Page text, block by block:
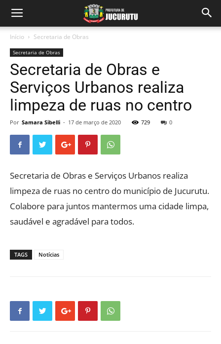
Início Secretaria de Obras
Secretaria de Obras
Secretaria de Obras e
Serviços Urbanos realiza
limpeza de ruas no centro
Por Samara Sibelli - 17 de março de 2020 729 0
Secretaria de Obras e Serviços Urbanos realiza
limpeza de ruas no centro do município de Jucurutu.
Colabore para juntos mantermos uma cidade limpa,
saudável e agradável para todos.
TAGS Notícias